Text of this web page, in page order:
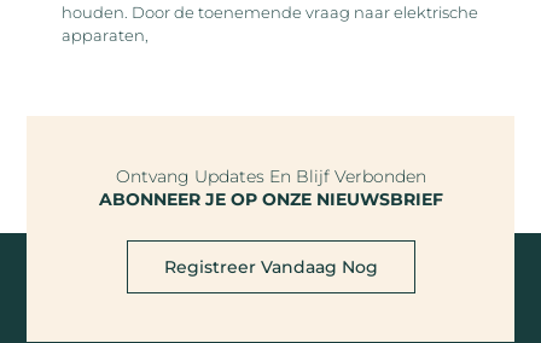
houden. Door de toenemende vraag naar elektrische
apparaten,
Ontvang Updates En Blijf Verbonden
ABONNEER JE OP ONZE NIEUWSBRIEF
Registreer Vandaag Nog